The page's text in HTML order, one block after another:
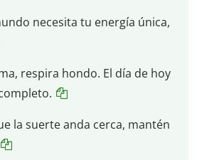
necesita tu energía única,
respira hondo. El día de hoy
la suerte anda cerca, mantén